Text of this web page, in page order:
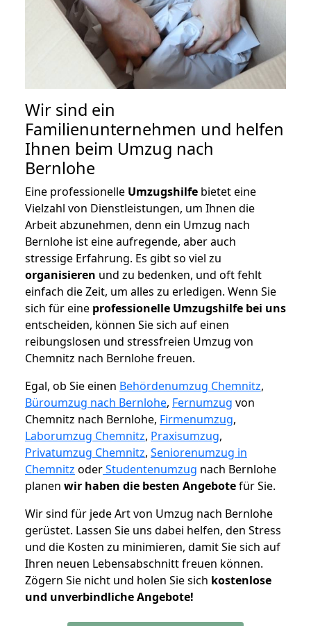
Wir sind ein
Familienunternehmen und helfen
Ihnen beim Umzug nach
Bernlohe
Eine professionelle Umzugshilfe bietet eine
Vielzahl von Dienstleistungen, um Ihnen die
Arbeit abzunehmen, denn ein Umzug nach
Bernlohe ist eine aufregende, aber auch
stressige Erfahrung. Es gibt so viel zu
organisieren und zu bedenken, und oft fehlt
einfach die Zeit, um alles zu erledigen. Wenn Sie
sich für eine professionelle Umzugshilfe bei uns
entscheiden, können Sie sich auf einen
reibungslosen und stressfreien Umzug von
Chemnitz nach Bernlohe freuen.
Egal, ob Sie einen Behördenumzug Chemnitz,
Büroumzug nach Bernlohe, Fernumzug von
Chemnitz nach Bernlohe, Firmenumzug,
Laborumzug Chemnitz, Praxisumzug,
Privatumzug Chemnitz, Seniorenumzug in
Chemnitz oderStudentenumzug nach Bernlohe
planen wir haben die besten Angebotefür Sie.
Wir sind für jede Art von Umzug nach Bernlohe
gerüstet. Lassen Sie uns dabei helfen, den Stress
und die Kosten zu minimieren, damit Sie sich auf
Ihren neuen Lebensabschnitt freuen können.
Zögern Sie nicht und holen Sie sich kostenlose
und unverbindliche Angebote!